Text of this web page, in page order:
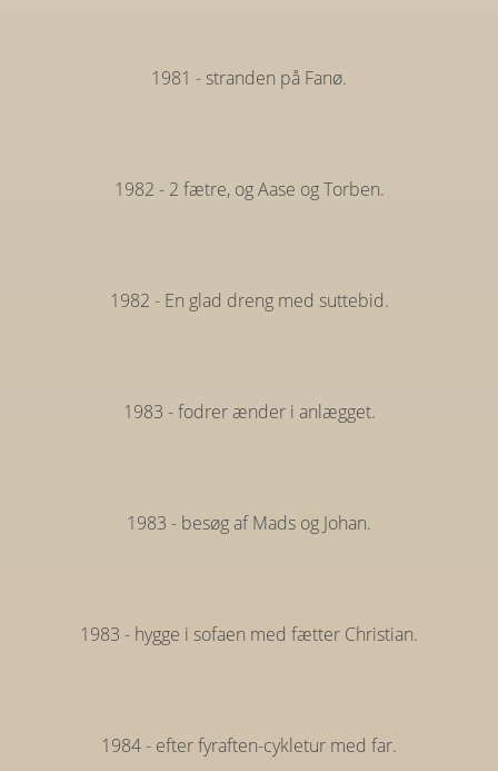
1981 - stranden på Fanø.
1982 - 2 fætre, og Aase og Torben.
1982 - En glad dreng med suttebid.
1983 - fodrer ænder i anlægget.
1983 - besøg af Mads og Johan.
1983 - hygge i sofaen med fætter Christian.
1984 - efter fyraften-cykletur med far.